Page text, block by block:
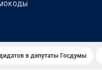
в депутаты Госдумы